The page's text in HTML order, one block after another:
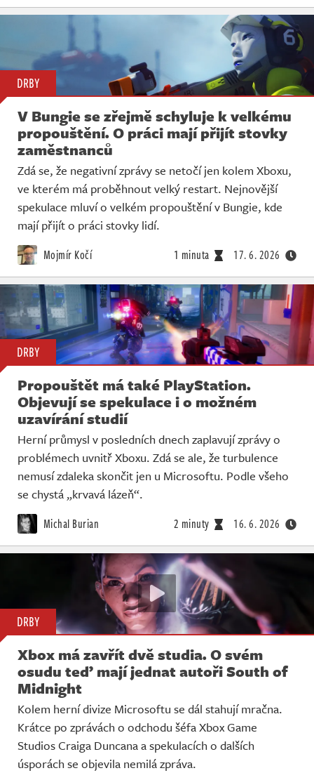
DRBY
V Bungie se zřejmě schyluje k velkému
propouštění. O práci mají přijít stovky
zaměstnanců
Zdá se, že negativní zprávy se netočí jen kolem Xboxu,
ve kterém má proběhnout velký restart. Nejnovější
spekulace mluví o velkém propouštění v Bungie, kde
mají přijít o práci stovky lidí.
Mojmír Kočí 1 minuta 17. 6. 2026
DRBY
Propouštět má také PlayStation.
Objevují se spekulace i o možném
uzavírání studií
Herní průmysl v posledních dnech zaplavují zprávy o
problémech uvnitř Xboxu. Zdá se ale, že turbulence
nemusí zdaleka skončit jen u Microsoftu. Podle všeho
se chystá „krvavá lázeň“.
Michal Burian 2 minuty 16. 6. 2026
DRBY
Xbox má zavřít dvě studia. O svém
osudu teď mají jednat autoři South of
Midnight
Kolem herní divize Microsoftu se dál stahují mračna.
Krátce po zprávách o odchodu šéfa Xbox Game
Studios Craiga Duncana a spekulacích o dalších
úsporách se objevila nemilá zpráva.